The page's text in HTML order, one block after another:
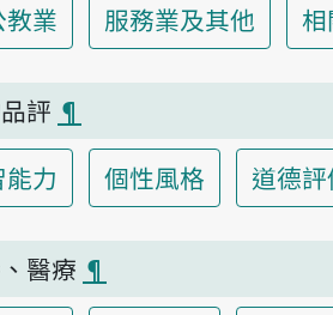
業
服務業及其他
評 ¶
力
個性風格 道德
醫療 ¶